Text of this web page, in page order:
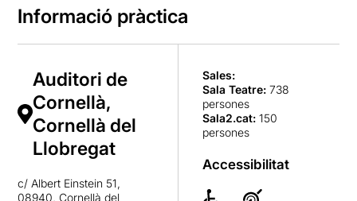
gran solvència i
professionalitat. La gran
sorpresa -per
Mireia Sala, que aprofita tots
els detalls del seu
personatge amb una vitalitat
i una desimboltura
sorprenents.
Un muntatge que val la pena
no perdre’s, tant pel seu
Informació pràctica
Auditori de
Cornellà,
Cornellà del
Llobregat
c/ Albert Einstein 51,
08940, Cornellà del
Sales:
Sala Teatre: 738
persones
Sala2.cat: 150
persones
Accessibilitat